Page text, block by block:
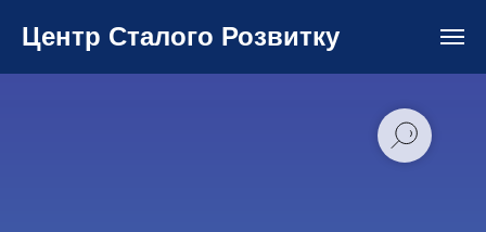
Центр Сталого Розвитку